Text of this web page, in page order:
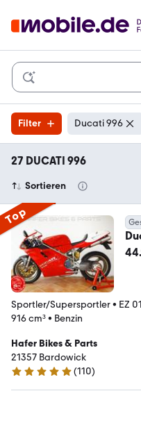
Filter Ducati 996
27 DUCATI 996
Sortieren
Top
Sportler/Supersportler• EZ
916 cm³• Benzin
Hafer Bikes & Parts
21357 Bardowick
5 Sterne
(110)